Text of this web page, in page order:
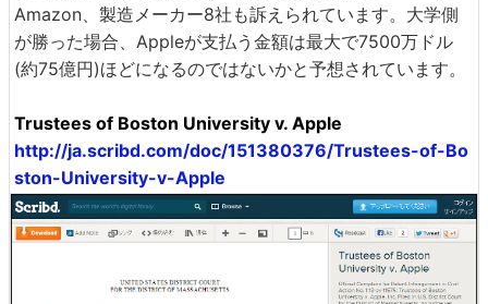
Amazon、製造メーカー8社も訴えられています。大学側
が勝った場合、Appleが支払う金額は最大で7500万ドル
(約75億円)ほどになるのではないかと予想されています。
Trustees of Boston University v. Apple
http://ja.scribd.com/doc/151380376/Trustees-of-Bo
ston-University-v-Apple